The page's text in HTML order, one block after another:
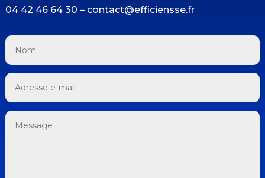
04 42 46 64 30 – contact@efficiensse.fr